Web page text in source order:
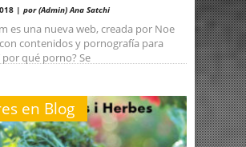
| por (Admin) Ana Satchi
es una nueva web, creada por Noe
contenidos y pornografía para
por qué porno? Se
en Blog